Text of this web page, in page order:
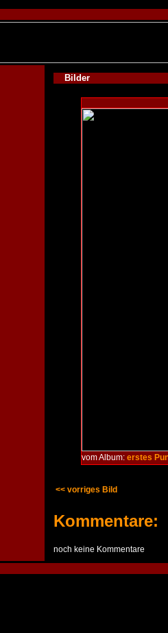
Bilder
vom Album: erstes
<< vorriges Bild
Kommentare:
noch keine Kommentare